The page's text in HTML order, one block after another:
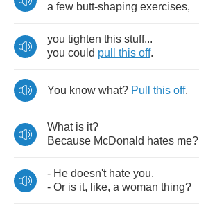
a few butt-shaping exercises,
you tighten this stuff...
you could pull this off.
You know what? Pull this off.
What is it?
Because McDonald hates me?
- He doesn't hate you.
- Or is it, like, a woman thing?